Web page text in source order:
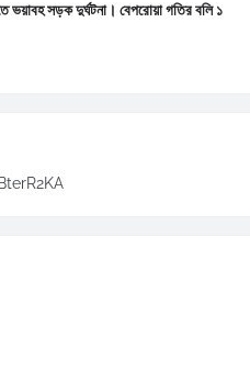
ভয়াবহ সড়ক দুর্ঘটনা। বেপরোয়া গতির বলি ১